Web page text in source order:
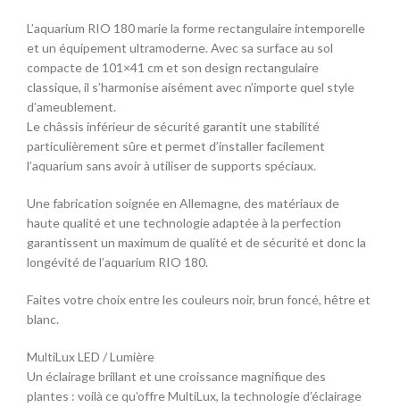
L’aquarium RIO 180 marie la forme rectangulaire intemporelle
et un équipement ultramoderne. Avec sa surface au sol
compacte de 101×41 cm et son design rectangulaire
classique, il s’harmonise aisément avec n’importe quel style
d’ameublement.
Le châssis inférieur de sécurité garantit une stabilité
particulièrement sûre et permet d’installer facilement
l’aquarium sans avoir à utiliser de supports spéciaux.
Une fabrication soignée en Allemagne, des matériaux de
haute qualité et une technologie adaptée à la perfection
garantissent un maximum de qualité et de sécurité et donc la
longévité de l’aquarium RIO 180.
Faites votre choix entre les couleurs noir, brun foncé, hêtre et
blanc.
MultiLux LED / Lumière
Un éclairage brillant et une croissance magnifique des
plantes : voilà ce qu’offre MultiLux, la technologie d’éclairage